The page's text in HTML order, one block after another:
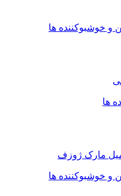
و خوشبوکننده ها
ها
و خوشبوکننده ها